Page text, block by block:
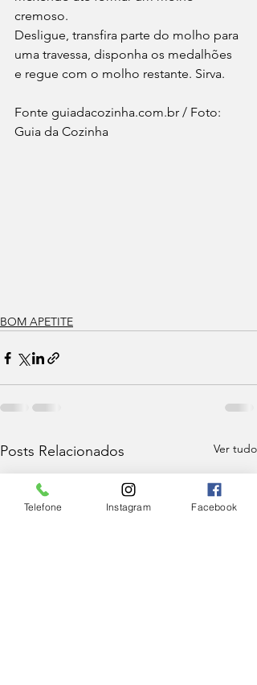
cremoso.
Desligue, transfira parte do molho para
uma travessa, disponha os medalhões
e regue com o molho restante. Sirva.
Fonte guiadacozinha.com.br / Foto:
Guia da Cozinha
BOM APETITE
Posts Relacionados Ver tudo
Telefone Instagram Facebook